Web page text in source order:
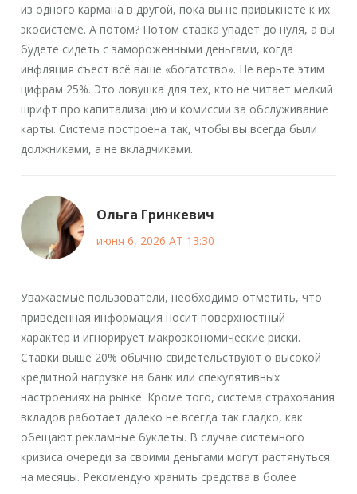
из одного кармана в другой, пока вы не привыкнете к их
экосистеме. А потом? Потом ставка упадет до нуля, а вы
будете сидеть с замороженными деньгами, когда
инфляция съест всё ваше «богатство». Не верьте этим
цифрам 25%. Это ловушка для тех, кто не читает мелкий
шрифт про капитализацию и комиссии за обслуживание
карты. Система построена так, чтобы вы всегда были
должниками, а не вкладчиками.
Ольга Гринкевич
июня 6, 2026 AT 13:30
Уважаемые пользователи, необходимо отметить, что
приведенная информация носит поверхностный
характер и игнорирует макроэкономические риски.
Ставки выше 20% обычно свидетельствуют о высокой
кредитной нагрузке на банк или спекулятивных
настроениях на рынке. Кроме того, система страхования
вкладов работает далеко не всегда так гладко, как
обещают рекламные буклеты. В случае системного
кризиса очереди за своими деньгами могут растянуться
на месяцы. Рекомендую хранить средства в более